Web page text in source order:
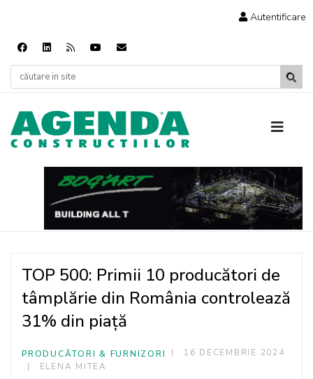
Autentificare
TOP 500: Primii 10 producători de
tâmplărie din România controlează
31% din piață
PRODUCĂTORI & FURNIZORI
16 DECEMBRIE 2024
ELENA MITEA